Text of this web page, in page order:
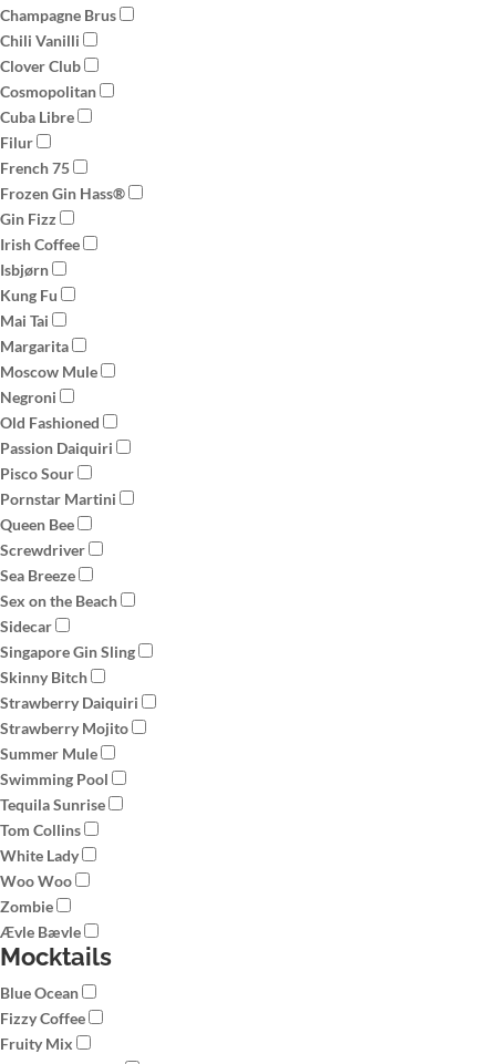
Champagne Brus
Chili Vanilli
Clover Club
Cosmopolitan
Cuba Libre
Filur
French 75
Frozen Gin Hass®
Gin Fizz
Irish Coffee
Isbjørn
Kung Fu
Mai Tai
Margarita
Moscow Mule
Negroni
Old Fashioned
Passion Daiquiri
Pisco Sour
Pornstar Martini
Queen Bee
Screwdriver
Sea Breeze
Sex on the Beach
Sidecar
Singapore Gin Sling
Skinny Bitch
Strawberry Daiquiri
Strawberry Mojito
Summer Mule
Swimming Pool
Tequila Sunrise
Tom Collins
White Lady
Woo Woo
Zombie
Ævle Bævle
Mocktails
Blue Ocean
Fizzy Coffee
Fruity Mix